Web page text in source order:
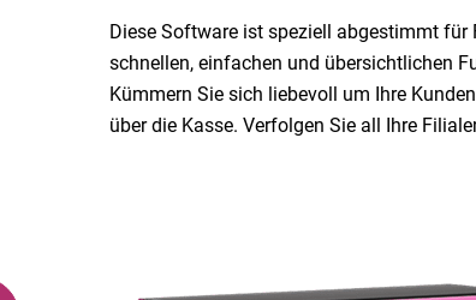
Diese Software ist speziell abgestimmt für
schnellen, einfachen und übersichtlichen
Kümmern Sie sich liebevoll um Ihre
über die Kasse. Verfolgen Sie all Ihre